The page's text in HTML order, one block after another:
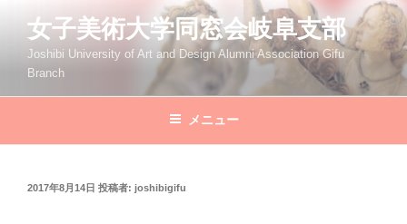
ツ
女子美術大学同窓会岐阜支部
Joshibi University of Art and Design Alumni Association Gifu
Branch
メニュー
投
2017年8月14日 投稿者: joshibigifu